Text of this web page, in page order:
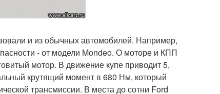
и из обычных автомобилей. Например,
- от модели Mondeo. О моторе и КПП
мотор. В движение купе приводит 5,
крутящий момент в 680 Нм, который
трансмиссии. В места до сотни Ford